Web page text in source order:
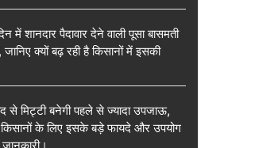
में शानदार पैदावार देने वाली पूसा बासमती
क्यों बढ़ रही है किसानों में इसकी
से मिट्टी बनेगी पहले से ज्यादा उपजाऊ,
किसानों के लिए इसके बड़े फायदे और उपयोग